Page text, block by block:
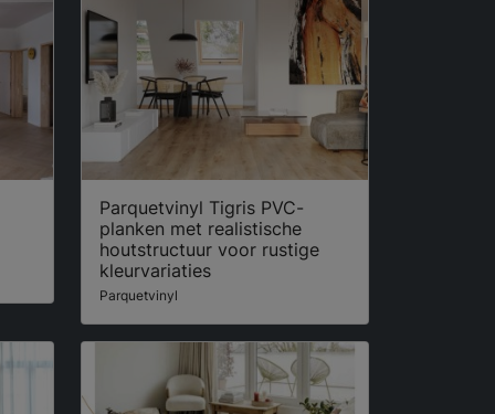
Parquetvinyl Tigris PVC-
planken met realistische
houtstructuur voor rustige
kleurvariaties
Parquetvinyl